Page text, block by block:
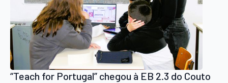
“Teach for Portugal” chegou à EB 2.3 do Couto